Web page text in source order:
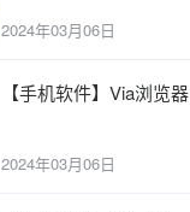
2024年03月06日
【手机软件】Via浏览器
2024年03月06日